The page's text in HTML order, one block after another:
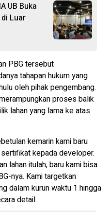
UB Buka
Luar
PBG tersebut
tahapan hukum yang
oleh pihak pengembang.
proses balik
lahan yang lama ke atas
kemarin kami baru
kepada developer.
lahan itulah, baru kami bisa
nya. Kami targetkan
dalam kurun waktu 1 hingga
detail.